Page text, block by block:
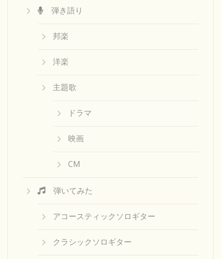
弾き語り
邦楽
洋楽
主題歌
ドラマ
映画
CM
弾いてみた
アコースティックソロギター
クラシックソロギター